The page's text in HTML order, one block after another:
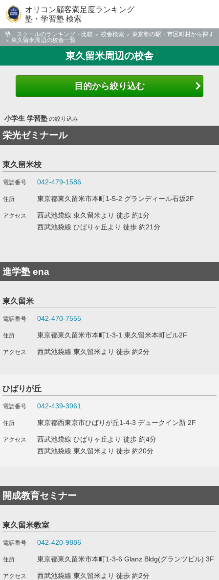
オリコン顧客満足度ランキング
塾・学習塾 検索
塾、スクールのランキング・比較 校舎検索
東京都の駅・市区町村から探す
東久留米周辺の校舎一覧
東久留米周辺の校舎
目的から絞り込む
小学生 学習塾の絞り込み
栄光ゼミナール
東久留米校
042-479-1586
東京都東久留米市本町1-5-2 グランディール石坂2F
西武池袋線 東久留米より 徒歩 約1分
西武池袋線 ひばりヶ丘より 徒歩 約21分
進学塾 ena
東久留米
042-470-7555
東京都東久留米市本町1-3-1 東久留米本町ビル2F
西武池袋線 東久留米より 徒歩 約2分
ひばりが丘
042-439-3961
東京都西東京市ひばりが丘1-4-3 デュークイン新 2F
西武池袋線 ひばりヶ丘より 徒歩 約4分
西武池袋線 東久留米より 徒歩 約20分
開成教育セミナー
東久留米教室
042-420-9886
東京都東久留米市本町1-3-6 Glanz Bldg(グランツビル) 3F
西武池袋線 東久留米より 徒歩 約2分